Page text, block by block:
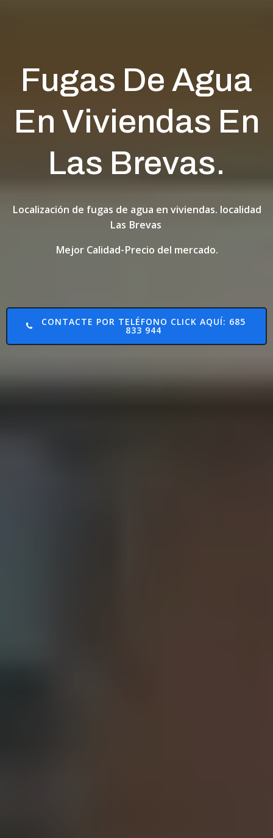
Fugas De Agua
En Viviendas En
Las Brevas.
Localización de fugas de agua en viviendas. localidad
Las Brevas
Mejor Calidad-Precio del mercado.
CONTACTE POR TELÉFONO CLICK AQUÍ: 685
833 944